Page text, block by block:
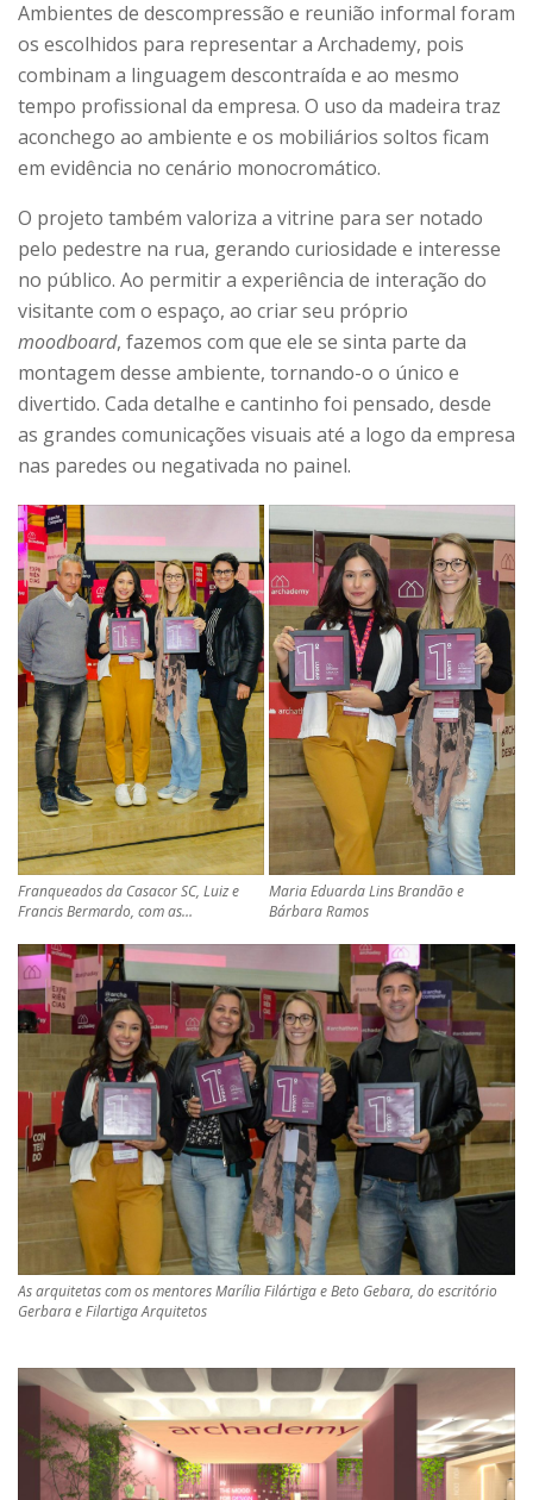
Ambientes de descompressão e reunião informal foram
os escolhidos para representar a Archademy, pois
combinam a linguagem descontraída e ao mesmo
tempo profissional da empresa. O uso da madeira traz
aconchego ao ambiente e os mobiliários soltos ficam
em evidência no cenário monocromático.
O projeto também valoriza a vitrine para ser notado
pelo pedestre na rua, gerando curiosidade e interesse
no público. Ao permitir a experiência de interação do
visitante com o espaço, ao criar seu próprio
moodboard, fazemos com que ele se sinta parte da
montagem desse ambiente, tornando-o o único e
divertido. Cada detalhe e cantinho foi pensado, desde
as grandes comunicações visuais até a logo da empresa
nas paredes ou negativada no painel.
Franqueados da Casacor SC, Luiz e
Francis Bermardo, com as…
Maria Eduarda Lins Brandão e
Bárbara Ramos
As arquitetas com os mentores Marília Filártiga e Beto Gebara, do escritório
Gerbara e Filartiga Arquitetos